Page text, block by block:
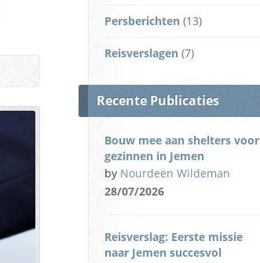
Persberichten (13)
Reisverslagen (7)
Recente Publicaties
Bouw mee aan shelters voor
gezinnen in Jemen
by Nourdeen Wildeman
28/07/2026
Reisverslag: Eerste missie
naar Jemen succesvol